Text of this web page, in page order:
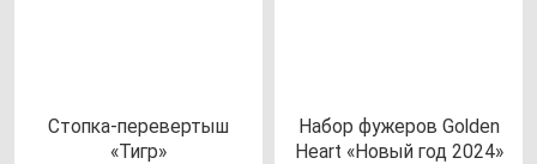
Стоп­ка-пе­ре­вер­тыш
«Тигр»
Набор фу­же­ров Gol­den
Heart «Новый год 2024»